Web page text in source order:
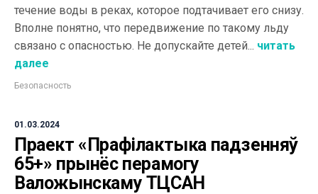
течение воды в реках, которое подтачивает его снизу.
Вполне понятно, что передвижение по такому льду
связано с опасностью. Не допускайте детей... читать
далее
Безопасность
01.03.2024
Праект «Прафілактыка падзенняў
65+» прынёс перамогу
Валожынскаму ТЦСАН